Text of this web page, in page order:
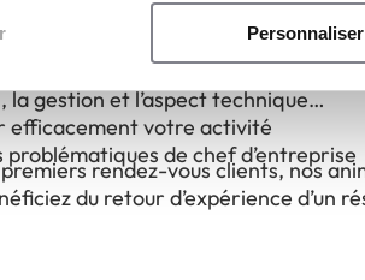
Personnaliser
dans notre centre de
sur le terrain avec des
et animateurs
gestion et l’aspect technique
efficacement votre activité
de chef d’entreprise
rendez-vous clients, nos
du retour d’expérience d’un